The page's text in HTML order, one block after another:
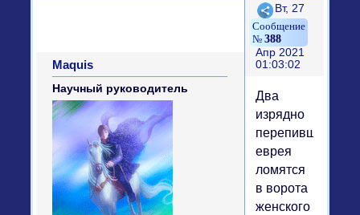
Поделиться
388
Вт, 27
Апр 2021
01:03:02
Maquis
Научный руководитель
Два
изрядно
перепивших
еврея
ломятся
в ворота
женского